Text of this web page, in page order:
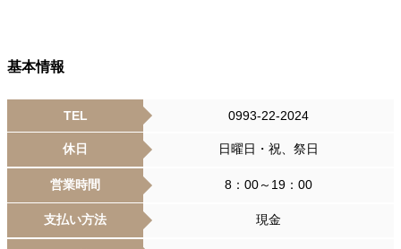
基本情報
TEL 0993-22-2024
休日 日曜日・祝、祭日
営業時間 8：00～19：00
支払い方法 現金